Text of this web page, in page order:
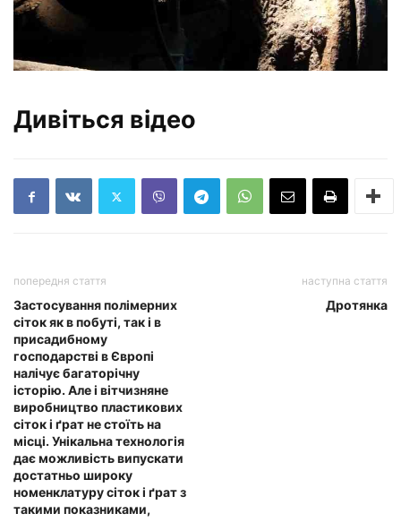
Дивіться відео
попередня стаття
Застосування полімерних
сіток як в побуті, так і в
присадибному
господарстві в Європі
налічує багаторічну
історію. Але і вітчизняне
виробництво пластикових
сіток і ґрат не стоїть на
місці. Унікальна технологія
дає можливість випускати
достатньо широку
номенклатуру сіток і ґрат з
такими показниками,
наступна стаття
Дротянка